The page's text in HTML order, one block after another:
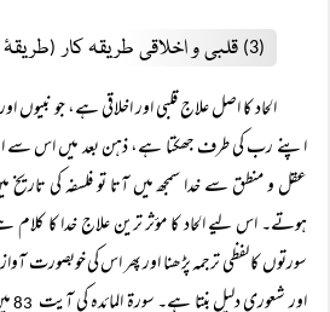
(3) قلبی و اخلاقی طریقہ کار (طریقۂ
الحاد کا اصل علاج قلبی اور اخلاقی ہے، جو نبیوں
اپنے رب کی طرف جھکتا ہے، ذہن بعد میں اس سے
عقل و منطق سے خدا سمجھ میں آتا تو فلسفہ کی تاریخ
ہوتے۔ اس لیے الحاد کا مؤثر ترین علاج خدا کا
سورتوں کا لفظی ترجمہ پڑھنا اور پھر اس کی خوبصورت
اور شعوری دلیل بنتا ہے۔ سورۃ المائدہ کی آیت